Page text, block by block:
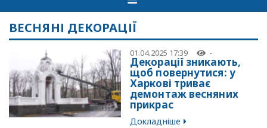
ВЕСНЯНІ ДЕКОРАЦІЇ
01.04.2025 17:39 -
Декорації зникають,
щоб повернутися: у
Харкові триває
демонтаж весняних
прикрас
Докладніше